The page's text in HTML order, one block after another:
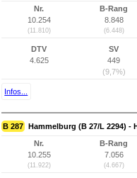
Nr.
10.254
(11.810)
B-Rang
8.848
(6.448)
DTV
4.625
SV
449
(9,7%)
Infos...
B 287 Hammelburg (B 27/L 2294) -
Nr.
10.255
(11.922)
B-Rang
7.056
(4.667)